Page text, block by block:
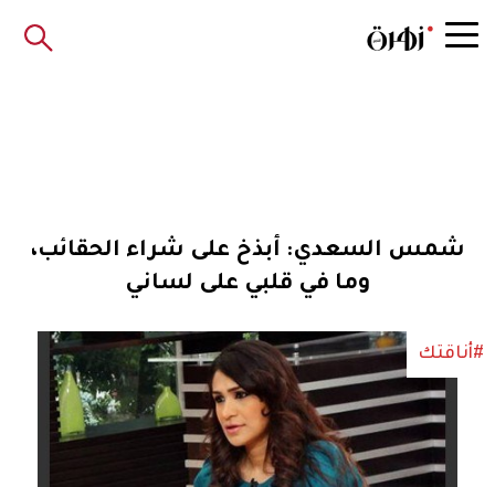
شمس السعدي: أبذخ على شراء الحقائب،
وما في قلبي على لساني
#أناقتك